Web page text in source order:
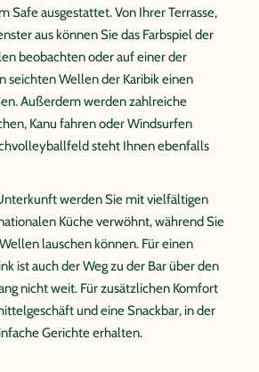
Safe ausgestattet. Von Ihrer Terrasse,
aus können Sie das Farbspiel der
beobachten oder auf einer der
seichten Wellen der Karibik einen
Außerdem werden zahlreiche
Kanu fahren oder Windsurfen
steht Ihnen ebenfalls
werden Sie mit vielfältigen
Küche verwöhnt, während Sie
lauschen können. Für einen
ist auch der Weg zu der Bar über den
nicht weit. Für zusätzlichen Komfort
und eine Snackbar, in der
Gerichte erhalten.